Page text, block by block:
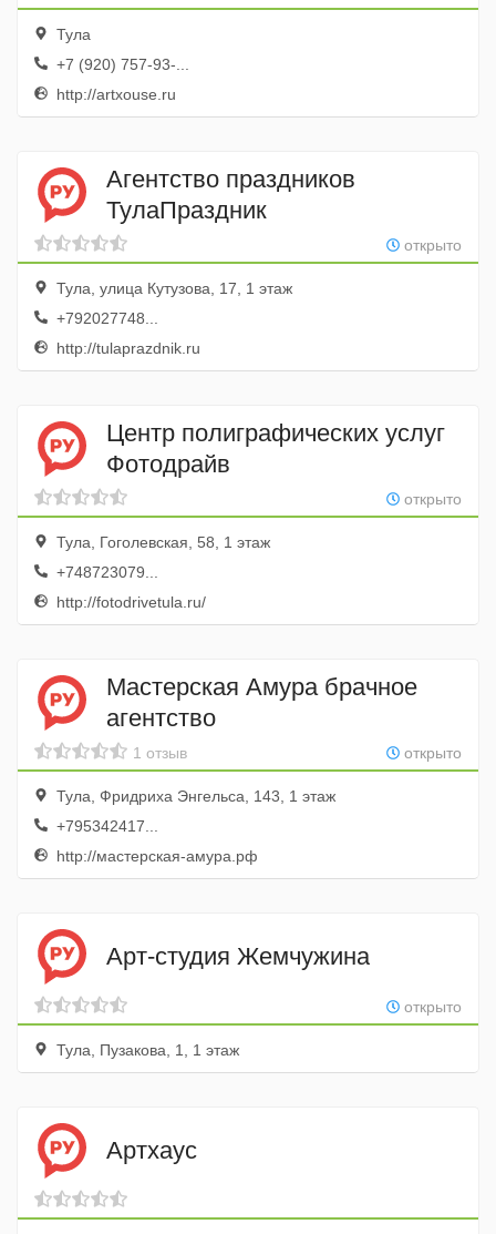
Тула
+7 (920) 757-93-...
http://artxouse.ru
Агентство праздников
ТулаПраздник
открыто
Тула, улица Кутузова, 17, 1 этаж
+792027748...
http://tulaprazdnik.ru
Центр полиграфических услуг
Фотодрайв
открыто
Тула, Гоголевская, 58, 1 этаж
+748723079...
http://fotodrivetula.ru/
Мастерская Амура брачное
агентство
открыто
1 отзыв
Тула, Фридриха Энгельса, 143, 1 этаж
+795342417...
http://мастерская-амура.рф
Арт-студия Жемчужина
открыто
Тула, Пузакова, 1, 1 этаж
Артхаус